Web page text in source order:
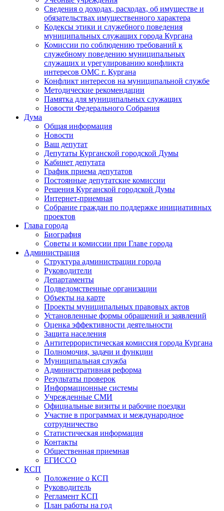
Сведения о доходах, расходах, об имуществе и
обязательствах имущественного характера
Кодексы этики и служебного поведения
муниципальных служащих города Кургана
Комиссии по соблюдению требований к
служебному поведению муниципальных
служащих и урегулированию конфликта
интересов ОМС г. Кургана
Конфликт интересов на муниципальной службе
Методические рекомендации
Памятка для муниципальных служащих
Новости Федерального Cобрания
Дума
Общая информация
Новости
Ваш депутат
Депутаты Курганской городской Думы
Кабинет депутата
График приема депутатов
Постоянные депутатские комиссии
Решения Курганской городской Думы
Интернет-приемная
Собрание граждан по поддержке инициативных
проектов
Глава города
Биография
Советы и комиссии при Главе города
Администрация
Структура администрации города
Руководители
Департаменты
Подведомственные организации
Объекты на карте
Проекты муниципальных правовых актов
Установленные формы обращений и заявлений
Оценка эффективности деятельности
Защита населения
Антитеррористическая комиссия города Кургана
Полномочия, задачи и функции
Муниципальная служба
Административная реформа
Результаты проверок
Информационные системы
Учрежденные СМИ
Официальные визиты и рабочие поездки
Участие в программах и международное
сотрудничество
Статистическая информация
Контакты
Общественная приемная
ЕГИССО
КСП
Положение о КСП
Руководитель
Регламент КСП
План работы на год